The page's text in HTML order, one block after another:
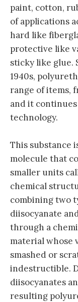
paint, cotton,
of applications
hard like
protective like
sticky like glue.
1940s,
range of items,
and it
technology.
This substance
molecule that
smaller units
chemical
combining two
diisocyanate
through a
material whose
smashed or
indestructible.
diisocyanates
resulting